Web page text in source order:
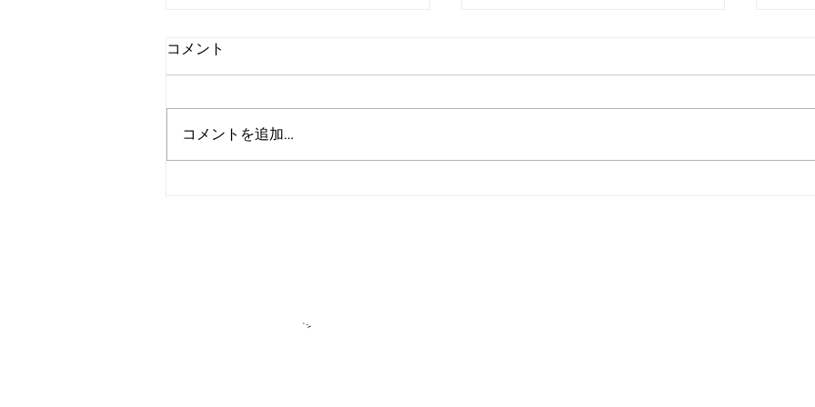
コメント
コメントを追加…
​＞
★アルゴランド公式サイト（英語）はこちら